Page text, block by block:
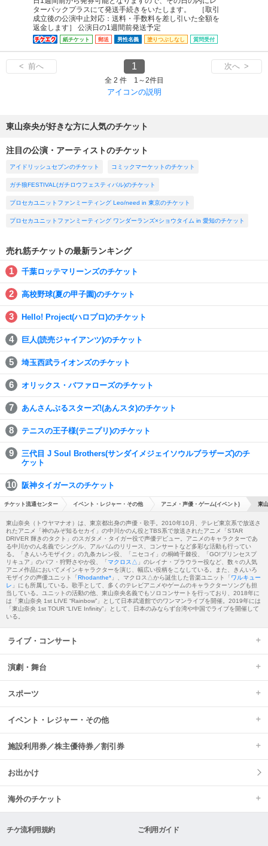
ターパックプラスにて発送手続きをいたします。 ［取引
成立後の公演中止対応：送料・手数料を差し引いた全額を
返金します］ 公演日の1週間前発送予定
紙チケット 郵送 男性名義 塗りつぶしなし 質問受付
< 前へ 1 次へ >
全 2 件 1～2件目
アイコンの説明
東山奈央が好きな方に人気のチケット
注目の公演・アーティストのチケット
アイドリッシュセブンのチケット コミックマーケットのチケット
ガチ狼FESTIVAL(ガチロウフェスティバル)のチケット
プロセカユニットファンミーティング Leo/need in 東京のチケット
プロセカユニットファンミーティング ワンダーランズ×ショウタイム in 愛知のチケット
売れ筋チケットの最新ランキング
千葉ロッテマリーンズのチケット
高校野球(夏の甲子園)のチケット
Hello! Project(ハロプロ)のチケット
巨人(読売ジャイアンツ)のチケット
埼玉西武ライオンズのチケット
オリックス・バファローズのチケット
あんさんぶるスターズ!(あんスタ)のチケット
テニスの王子様(テニプリ)のチケット
三代目 J Soul Brothers(サンダイメジェイソウルブラザーズ)のチ
ケット
阪神タイガースのチケット
チケット流通センター イベント・レジャー・その他 アニメ・声優・ゲーム(イベント) 東
東山奈央（トウヤマナオ）は、東京都出身の声優・歌手。2010年10月、テレビ東京系で放送さ
れたアニメ「神のみぞ知るセカイ」の中川かのん役とTBS系で放送されたアニメ「STAR
DRIVER 輝きのタクト」のスガタメ・タイガー役で声優デビュー。アニメのキャラクターであ
る中川かのん名義でシングル、アルバムのリリース、コンサートなど多彩な活動も行ってい
る。「きんいろモザイク」の九条カレン役、「ニセコイ」の桐崎千棘役、「GO!プリンセスプ
リキュア」のパフ・狩野さやか役、「マクロス△ 」のレイナ・プラウラー役など、数々の人気
アニメ作品においてメインキャラクターを演じ、幅広い役柄をこなしている。また、きんいろ
モザイクの声優ユニット「Rhodanthe* 」、マクロス△から誕生した音楽ユニット「ワルキュー
レ 」にも所属している。歌手として、多くのテレビアニメやゲームのキャラクターソングも担
当している。ユニットの活動の他、東山奈央名義でもソロコンサートを行っており、2018年に
は「東山奈央 1st LIVE “Rainbow”」として日本武道館でのワンマンライブを開催。2019年には
「東山奈央 1st TOUR “LIVE Infinity”」として、日本のみならず台湾や中国でライブを開催して
いる。
ライブ・コンサート
演劇・舞台
スポーツ
イベント・レジャー・その他
施設利用券／株主優待券／割引券
お出かけ
海外のチケット
チケ流利用規約 ご利用ガイド